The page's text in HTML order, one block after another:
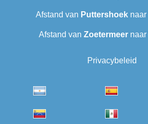
Afstand van Puttershoeknaar
Afstand van Zoetermeer naar
Privacybeleid